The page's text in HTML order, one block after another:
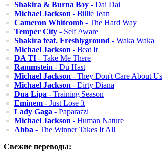
Shakira & Burna Boy - Dai Dai
Michael Jackson - Billie Jean
Cameron Whitcomb - The Hard Way
Temper City - Self Aware
Shakira feat. Freshlyground - Waka Waka
Michael Jackson - Beat It
DA TI - Take Me There
Rammstein - Du Hast
Michael Jackson - They Don't Care About Us
Michael Jackson - Dirty Diana
Dua Lipa - Training Season
Eminem - Just Lose It
Lady Gaga - Paparazzi
Michael Jackson - Human Nature
Abba - The Winner Takes It All
Свежие переводы: